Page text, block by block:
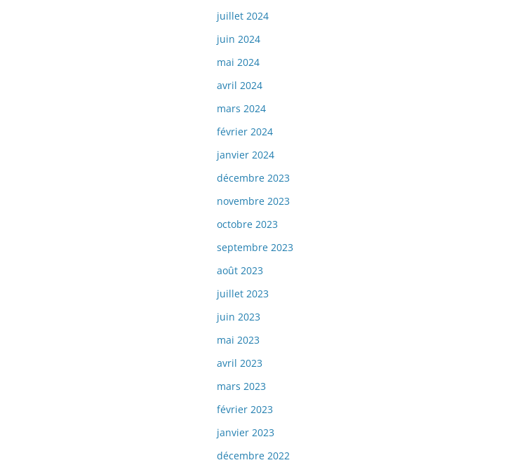
juillet 2024
juin 2024
mai 2024
avril 2024
mars 2024
février 2024
janvier 2024
décembre 2023
novembre 2023
octobre 2023
septembre 2023
août 2023
juillet 2023
juin 2023
mai 2023
avril 2023
mars 2023
février 2023
janvier 2023
décembre 2022